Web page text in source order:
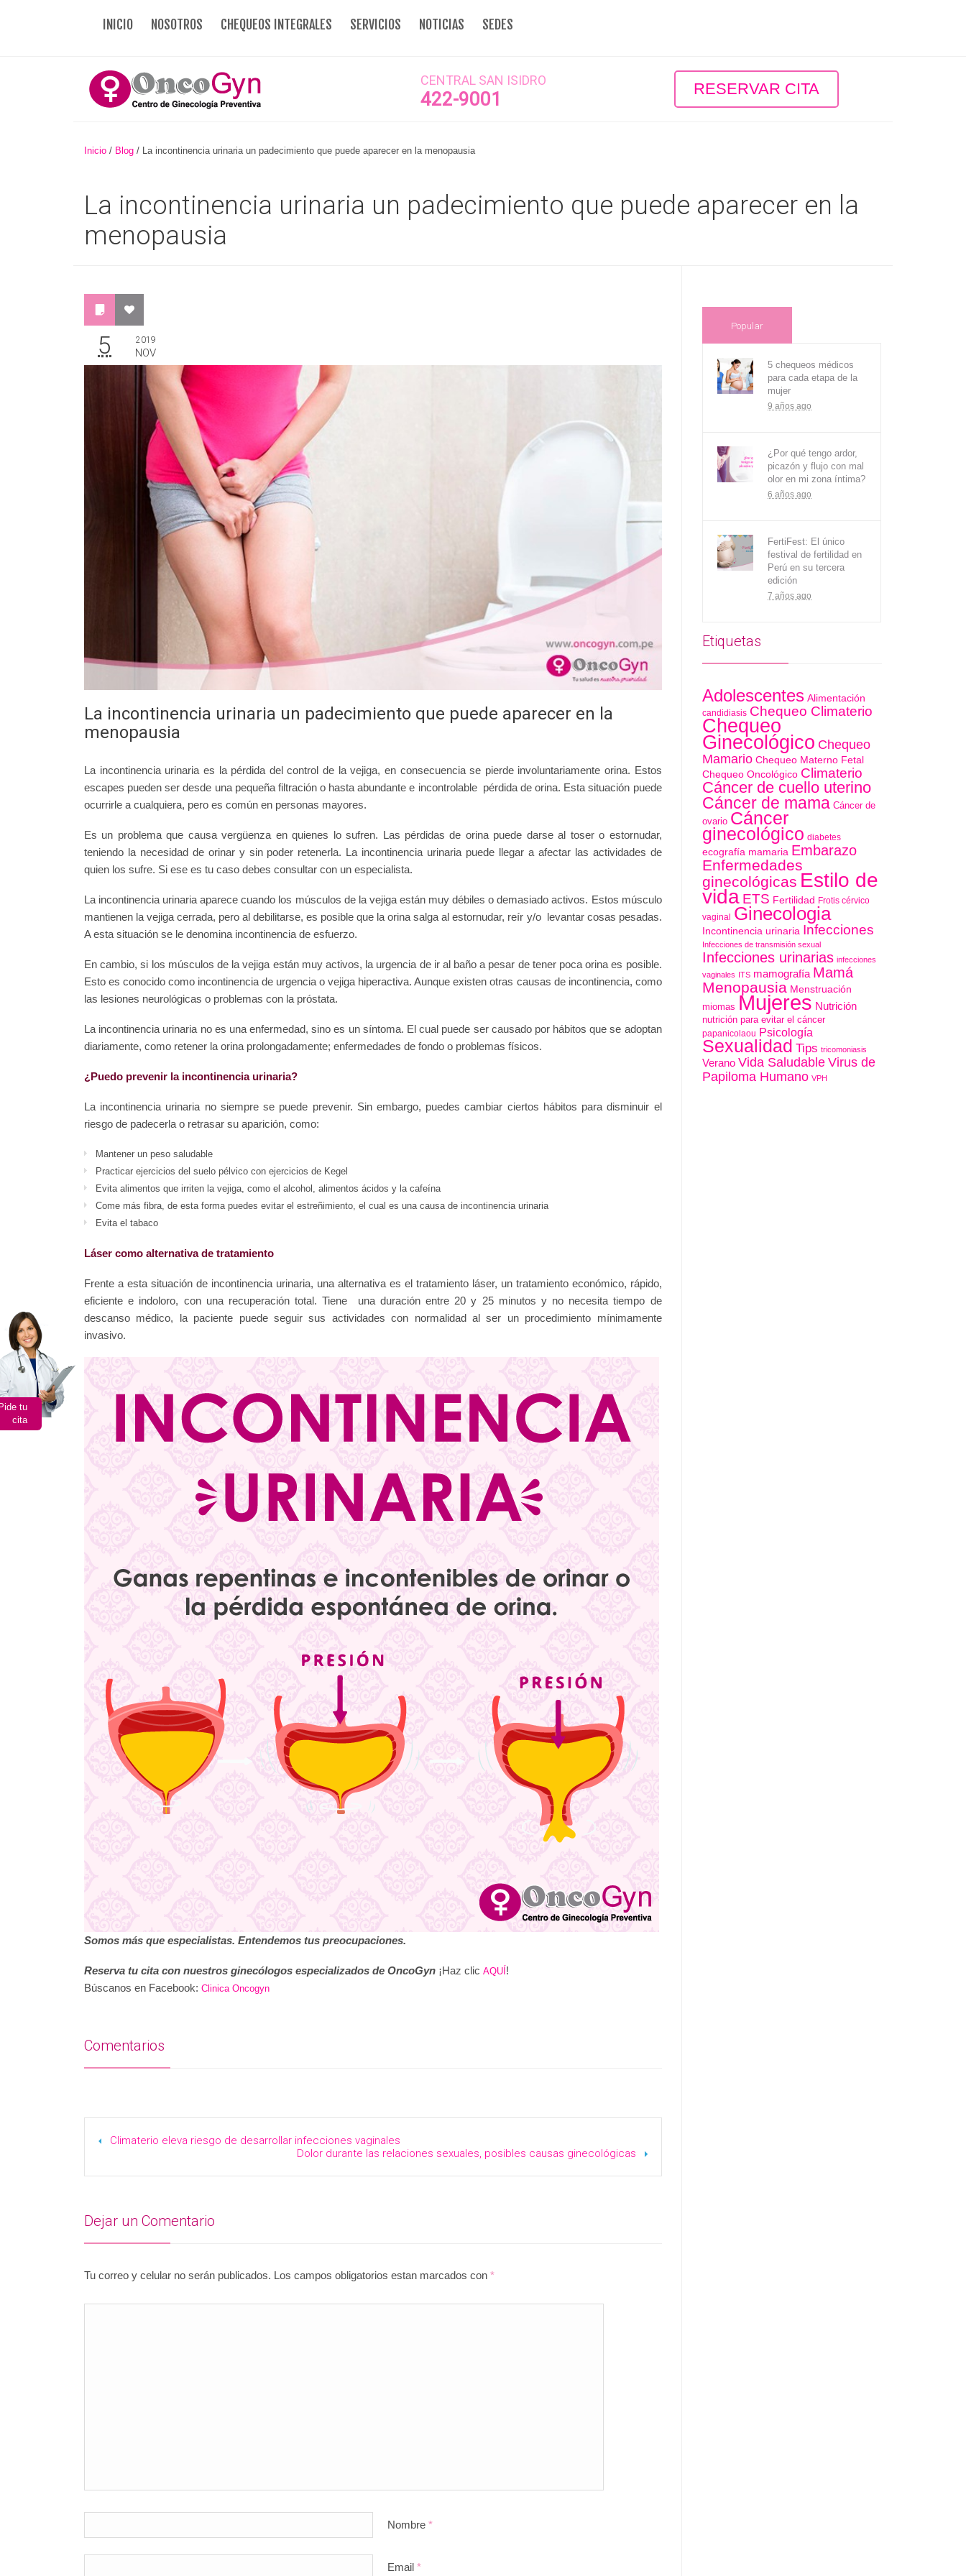
INICIO NOSOTROS CHEQUEOS INTEGRALES SERVICIOS NOTICIAS SEDES
CENTRAL SAN ISIDRO
422-9001 RESERVAR CITA
Inicio / Blog / La incontinencia urinaria un padecimiento que puede aparecer en la menopausia
La incontinencia urinaria un padecimiento que puede aparecer en la
menopausia
5 2019
NOV
La incontinencia urinaria un padecimiento que puede aparecer en la
menopausia
La incontinencia urinaria es la pérdida del control de la vejiga, en consecuencia se pierde involuntariamente orina. Estos
escapes pueden ser desde una pequeña filtración o hasta abundante e incontrolable pérdida de orina. Esta situación puede
ocurrirle a cualquiera, pero es común en personas mayores.
Es un problema que causa vergüenza en quienes lo sufren. Las pérdidas de orina puede darse al toser o estornudar,
teniendo la necesidad de orinar y sin poder retenerla. La incontinencia urinaria puede llegar a afectar las actividades de
quien los sufre. Si ese es tu caso debes consultar con un especialista.
La incontinencia urinaria aparece cuando los músculos de la vejiga están muy débiles o demasiado activos. Estos músculo
mantienen la vejiga cerrada, pero al debilitarse, es posible que la orina salga al estornudar, reír y/o levantar cosas pesadas.
A esta situación se le denomina incontinencia de esfuerzo.
En cambio, si los músculos de la vejiga están muy activos, la urgencia de ir al baño a pesar de tener poca orina es posible.
Esto es conocido como incontinencia de urgencia o vejiga hiperactiva. Aunque existen otras causas de incontinencia, como
las lesiones neurológicas o problemas con la próstata.
La incontinencia urinaria no es una enfermedad, sino es un síntoma. El cual puede ser causado por hábitos que se adoptan
diariamente, como retener la orina prolongadamente; enfermedades de fondo o problemas físicos.
¿Puedo prevenir la incontinencia urinaria?
La incontinencia urinaria no siempre se puede prevenir. Sin embargo, puedes cambiar ciertos hábitos para disminuir el
riesgo de padecerla o retrasar su aparición, como:
Mantener un peso saludable
Practicar ejercicios del suelo pélvico con ejercicios de Kegel
Evita alimentos que irriten la vejiga, como el alcohol, alimentos ácidos y la cafeína
Come más fibra, de esta forma puedes evitar el estreñimiento, el cual es una causa de incontinencia urinaria
Evita el tabaco
Láser como alternativa de tratamiento
Frente a esta situación de incontinencia urinaria, una alternativa es el tratamiento láser, un tratamiento económico, rápido,
eficiente e indoloro, con una recuperación total. Tiene una duración entre 20 y 25 minutos y no necesita tiempo de
descanso médico, la paciente puede seguir sus actividades con normalidad al ser un procedimiento mínimamente
invasivo.
Somos más que especialistas. Entendemos tus preocupaciones.
Reserva tu cita con nuestros ginecólogos especializados de OncoGyn ¡Haz clic AQUÍ !
Búscanos en Facebook: Clinica Oncogyn
Comentarios
Climaterio eleva riesgo de desarrollar infecciones vaginales
Dolor durante las relaciones sexuales, posibles causas ginecológicas
Dejar un Comentario
Tu correo y celular no serán publicados. Los campos obligatorios estan marcados con *
Nombre *
Email *
Popular
5 chequeos médicos
para cada etapa de la
mujer
9 años ago
¿Por qué tengo ardor,
picazón y flujo con mal
olor en mi zona íntima?
6 años ago
FertiFest: El único
festival de fertilidad en
Perú en su tercera
edición
7 años ago
Etiquetas
Adolescentes Alimentación
candidiasis Chequeo Climaterio
Chequeo
Ginecológico Chequeo
Mamario Chequeo Materno Fetal
Chequeo Oncológico Climaterio
Cáncer de cuello uterino
Cáncer de mama Cáncer de
ovario Cáncer
ginecológico diabetes
ecografía mamaria Embarazo
Enfermedades
ginecológicas Estilo de
vida ETS Fertilidad Frotis cérvico
vaginal Ginecologia
Incontinencia urinaria Infecciones
Infecciones de transmisión sexual
Infecciones urinarias infecciones
vaginales ITS mamografía Mamá
Menopausia Menstruación
miomas Mujeres Nutrición
nutrición para evitar el cáncer
papanicolaou Psicología
Sexualidad Tips tricomoniasis
Verano Vida Saludable Virus de
Papiloma Humano VPH
tu
cita